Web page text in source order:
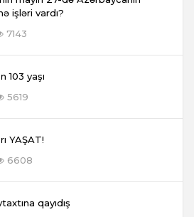
işləri vardı?
7143
103 yaşı
5619
YAŞAT!
6608
qayıdış